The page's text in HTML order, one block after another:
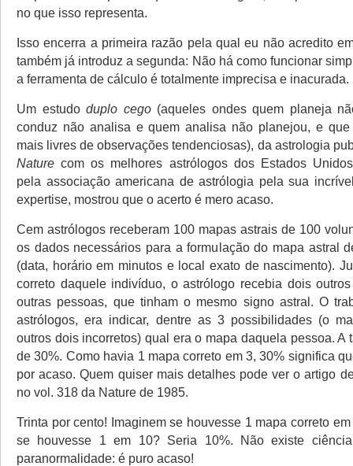
no que isso representa.
Isso encerra a primeira razão pela qual eu não acredito
também já introduz a segunda: Não há como funcionar
a ferramenta de cálculo é totalmente imprecisa e inacurada.
Um estudo duplo cego(aqueles ondes quem planeja
conduz não analisa e quem analisa não planejou, e
mais livres de observações tendenciosas), da astrologia
Nature com os melhores astrólogos dos Estados
pela associação americana de astrólogia pela sua
expertise, mostrou que o acerto é mero acaso.
Cem astrólogos receberam 100 mapas astrais de 100
os dados necessários para a formulação do mapa astral
(data, horário em minutos e local exato de nascimento).
correto daquele indivíduo, o astrólogo recebia dois
outras pessoas, que tinham o mesmo signo astral. O
astrólogos, era indicar, dentre as 3 possibilidades (o
outros dois incorretos) qual era o mapa daquela pessoa. A
de 30%. Como havia 1 mapa correto em 3, 30% significa
por acaso. Quem quiser mais detalhes pode ver o artigo
no vol. 318 da Nature de 1985.
Trinta por cento! Imaginem se houvesse 1 mapa correto
se houvesse 1 em 10? Seria 10%. Não existe
paranormalidade: é puro acaso!